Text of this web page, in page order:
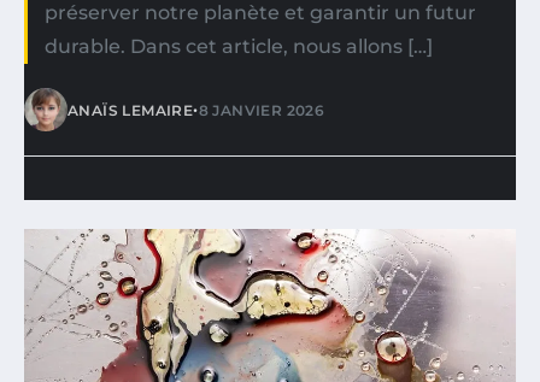
préserver notre planète et garantir un futur
durable. Dans cet article, nous allons […]
ANAÏS LEMAIRE•8 JANVIER 2026